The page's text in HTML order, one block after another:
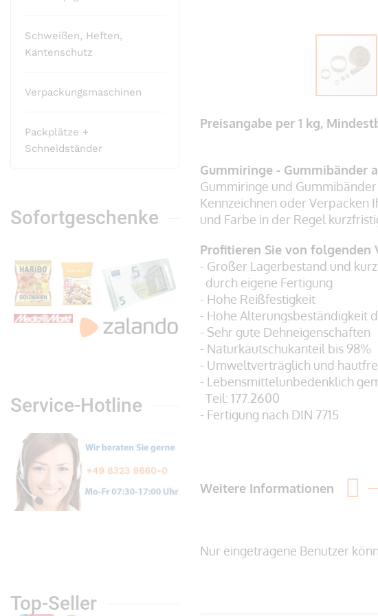
Schweißen, Heften,
Kantenschutz
Verpackungsmaschinen
Packplätze +
Schneidständer
Sofortgeschenke
Service-Hotline
Top-Seller
Anfang
springen
Preisangabe per 1 kg,
Gummiringe - Gummibänder
Gummiringe und
Kennzeichnen oder Verpacken
und Farbe in der Regel
Profitieren Sie von folgenden
- Großer Lagerbestand und
durch eigene Fertigung
- Hohe Reißfestigkeit
- Hohe Alterungsbeständigkeit
- Sehr gute Dehneigenschaften
- Naturkautschukanteil bis 98%
- Umweltverträglich und
- Lebensmittelunbedenklich
Teil: 177.2600
- Fertigung nach DIN 7715
Weitere Informationen
Nur eingetragene Benutzer